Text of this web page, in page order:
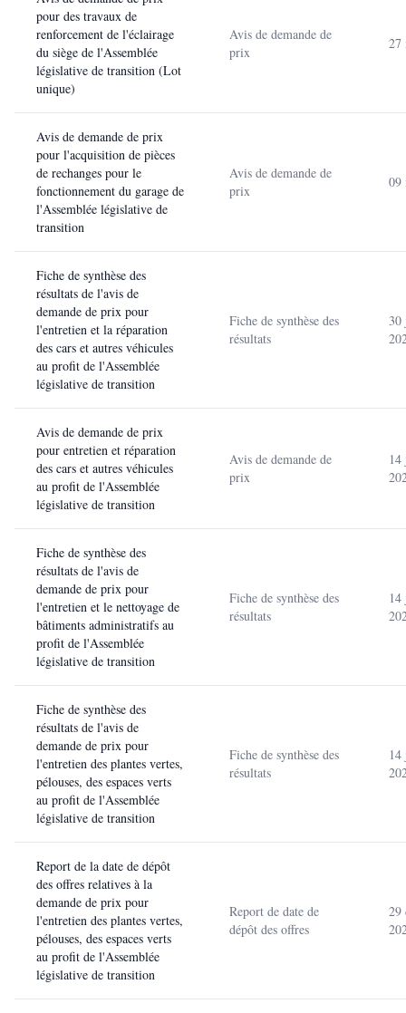
pour des travaux de
renforcement de l'éclairage
du siège de l'Assemblée
législative de transition (Lot
unique)
Avis de demande de
prix
27
Avis de demande de prix
pour l'acquisition de pièces
de rechanges pour le
fonctionnement du garage de
l'Assemblée législative de
transition
Avis de demande de
prix
09
Fiche de synthèse des
résultats de l'avis de
demande de prix pour
l'entretien et la réparation
des cars et autres véhicules
au profit de l'Assemblée
législative de transition
Fiche de synthèse des
résultats
30
Avis de demande de prix
pour entretien et réparation
des cars et autres véhicules
au profit de l'Assemblée
législative de transition
Avis de demande de
prix
Fiche de synthèse des
résultats de l'avis de
demande de prix pour
l'entretien et le nettoyage de
bâtiments administratifs au
profit de l'Assemblée
législative de transition
Fiche de synthèse des
résultats
Fiche de synthèse des
résultats de l'avis de
demande de prix pour
l'entretien des plantes vertes,
pélouses, des espaces verts
au profit de l'Assemblée
législative de transition
Fiche de synthèse des
résultats
Report de la date de dépôt
des offres relatives à la
demande de prix pour
l'entretien des plantes vertes,
pélouses, des espaces verts
au profit de l'Assemblée
législative de transition
Report de date de
dépôt des offres
29